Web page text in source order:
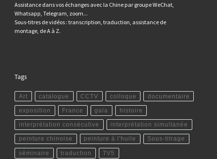
Assistance dans vos échanges avec la Chine par groupe WeChat,
Whatsapp, Telegram, zoom...
Sous-titres de vidéos : transcription, traduction, assistance de
montage, de A à Z.
Tags
Art catalogue CCTV colloque documentaire
exposition France gala histoire
interprétation consécutive interprétation simultanée
peinture chinoise peinture à l'huile Sous-titrage
séminaire traduction TV5